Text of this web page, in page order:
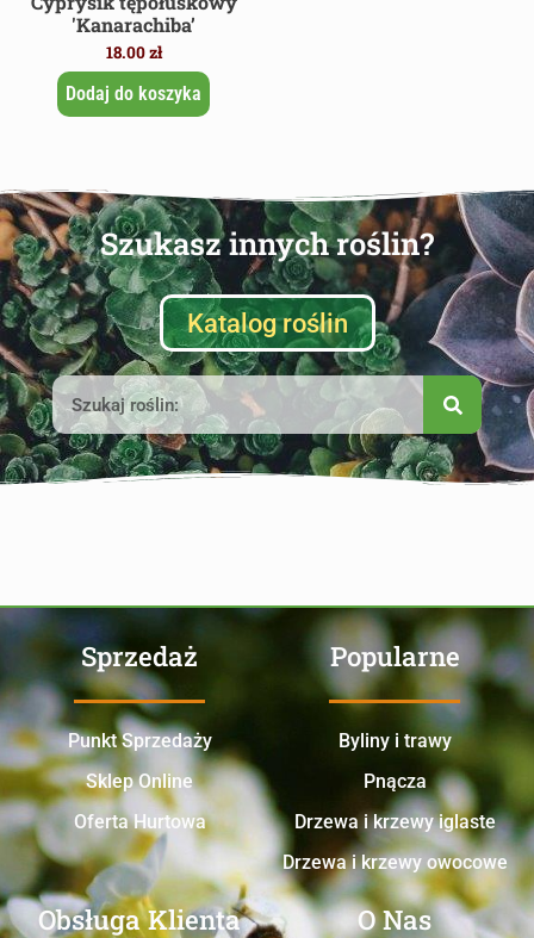
'Kanarachiba’
18.00zł
Dodaj do koszyka
Szukasz innych roślin?
Katalog roślin
Sprzedaż
Punkt Sprzedaży
Sklep Online
Oferta Hurtowa
Popularne
Byliny i trawy
Pnącza
Drzewa i krzewy iglaste
Drzewa i krzewy owocowe
Obsługa Klienta O Nas